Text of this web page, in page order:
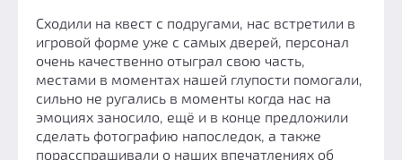
Сходили на квест с подругами, нас встретили в
игровой форме уже с самых дверей, персонал
очень качественно отыграл свою часть,
местами в моментах нашей глупости помогали,
сильно не ругались в моменты когда нас на
эмоциях заносило, ещё и в конце предложили
сделать фотографию напоследок, а также
порасспрашивали о наших впечатлениях об